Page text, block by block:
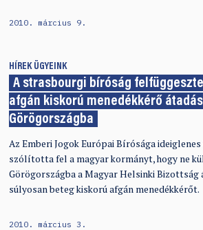
2010. március 9.
HÍREK ÜGYEINK
A strasbourgi bíróság
afgán kiskorú menedékkérő
Görögországba
Az Emberi Jogok Európai Bírósága
szólította fel a magyar kormányt, hogy ne
Görögországba a Magyar Helsinki
súlyosan beteg kiskorú afgán menedékkérőt.
2010. március 3.